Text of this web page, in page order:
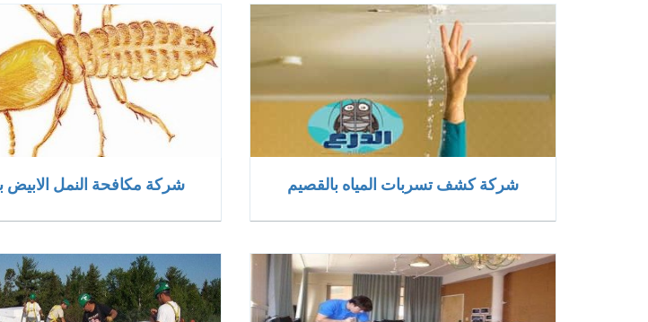
شركة كشف تسربات المياه بالقصيم شركة مكافحة النمل الابيض